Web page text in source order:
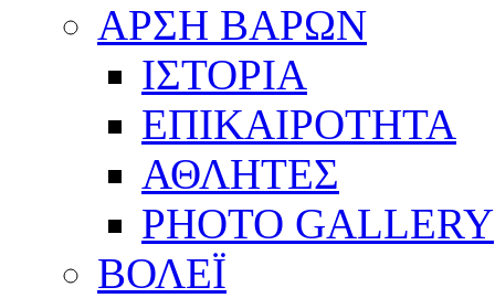
ΑΡΣΗ ΒΑΡΩΝ
ΙΣΤΟΡΙΑ
ΕΠΙΚΑΙΡΟΤΗΤΑ
ΑΘΛΗΤΕΣ
PHOTO GALLERY
ΒΟΛΕΪ